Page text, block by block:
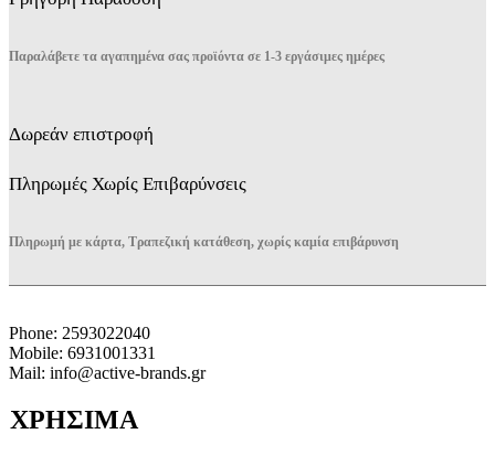
Παραλάβετε τα αγαπημένα σας προϊόντα σε 1-3 εργάσιμες ημέρες
Δωρεάν επιστροφή
Πληρωμές Χωρίς Επιβαρύνσεις
Πληρωμή με κάρτα, Τραπεζική κατάθεση, χωρίς καμία επιβάρυνση
Phone: 2593022040
Mobile: 6931001331
Mail: info@active-brands.gr
ΧΡΗΣΙΜΑ